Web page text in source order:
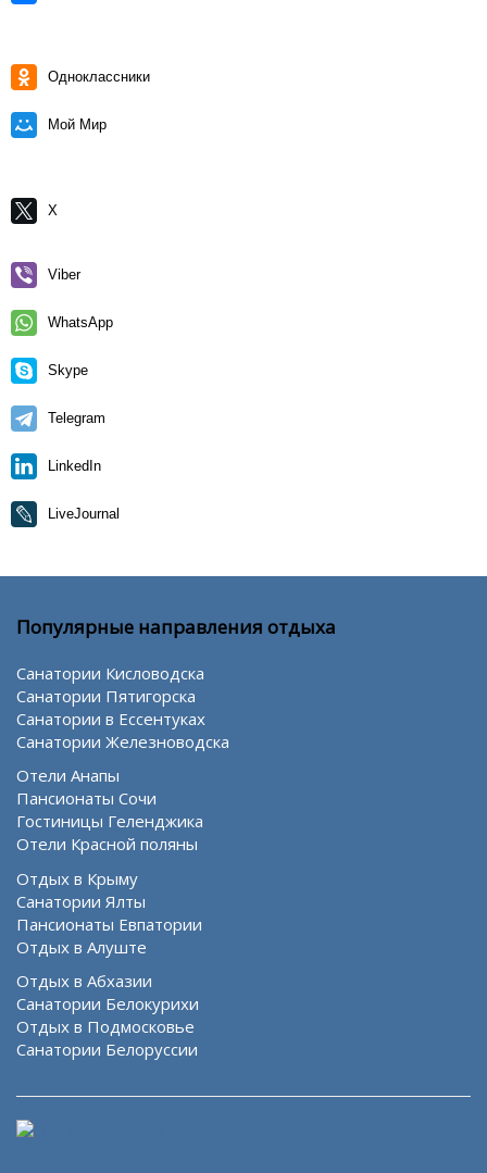
Одноклассники
Мой Мир
X
Viber
WhatsApp
Skype
Telegram
LinkedIn
LiveJournal
Популярные направления отдыха
Санатории Кисловодска
Санатории Пятигорска
Санатории в Ессентуках
Санатории Железноводска
Отели Анапы
Пансионаты Сочи
Гостиницы Геленджика
Отели Красной поляны
Отдых в Крыму
Санатории Ялты
Пансионаты Евпатории
Отдых в Алуште
Отдых в Абхазии
Санатории Белокурихи
Отдых в Подмосковье
Санатории Белоруссии